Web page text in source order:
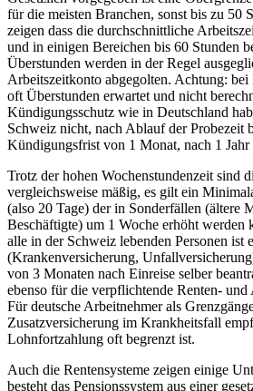
für die meisten Branchen, sonst bis zu 50
zeigen dass die durchschnittliche
und in einigen Bereichen bis 60 Stunden
Überstunden werden in der Regel
Arbeitszeitkonto abgegolten. Achtung:
oft Überstunden erwartet und nicht
Kündigungsschutz wie in Deutschland
Schweiz nicht, nach Ablauf der Probezeit
Kündigungsfrist von 1 Monat, nach 1
Trotz der hohen Wochenstundenzeit sind
vergleichsweise mäßig, es gilt ein
(also 20 Tage) der in Sonderfällen (ältere
Beschäftigte) um 1 Woche erhöht werden
alle in der Schweiz lebenden Personen ist
(Krankenversicherung,
von 3 Monaten nach Einreise selber
ebenso für die verpflichtende Renten- und
Für deutsche Arbeitnehmer als
Zusatzversicherung im Krankheitsfall
Lohnfortzahlung oft begrenzt ist.
Auch die Rentensysteme zeigen einige
besteht das Pensionssystem aus einer